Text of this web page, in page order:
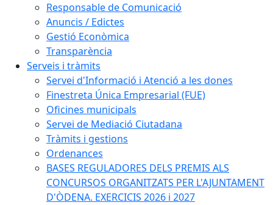
Responsable de Comunicació
Anuncis / Edictes
Gestió Econòmica
Transparència
Serveis i tràmits
Servei d'Informació i Atenció a les dones
Finestreta Única Empresarial (FUE)
Oficines municipals
Servei de Mediació Ciutadana
Tràmits i gestions
Ordenances
BASES REGULADORES DELS PREMIS ALS
CONCURSOS ORGANITZATS PER L'AJUNTAMENT
D'ÒDENA. EXERCICIS 2026 i 2027